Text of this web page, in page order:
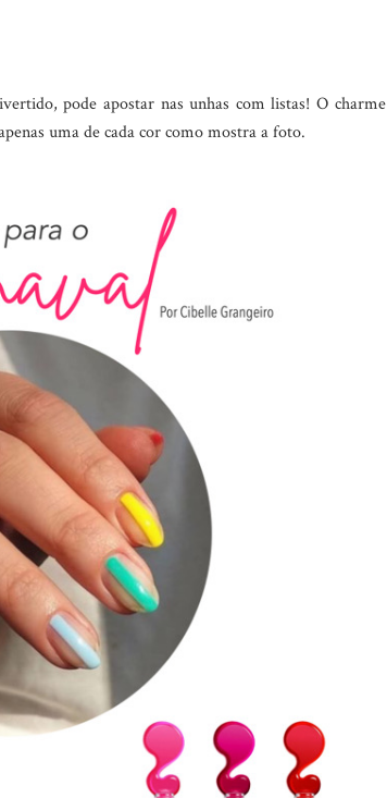
pode apostar nas unhas com listas! O charme
uma de cada cor como mostra a foto.